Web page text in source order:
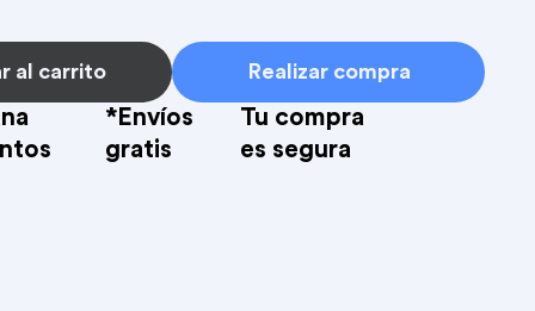
al carrito Realizar compra
*Envíos
gratis
Tu compra
es segura